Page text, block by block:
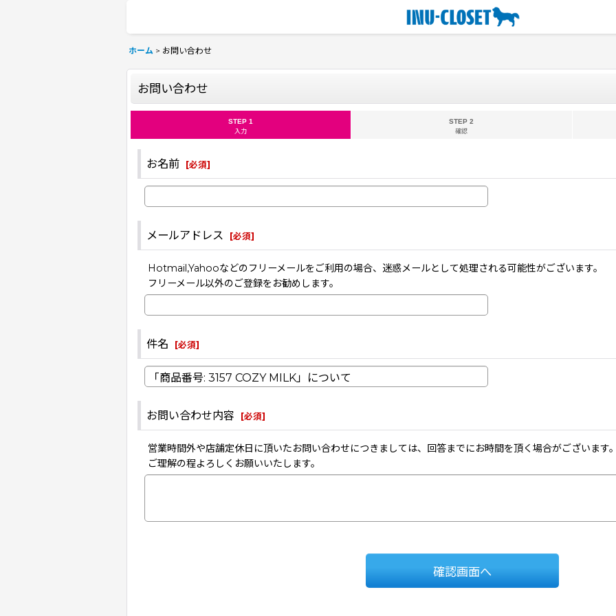
ホーム > お問い合わせ
お問い合わせ
STEP 1
入力
STEP 2
確認
お名前 [必須]
メールアドレス [必須]
Hotmail,Yahooなどのフリーメールをご利用の場合、迷惑メールとして処理される可能性がございます。
フリーメール以外のご登録をお勧めします。
件名 [必須]
お問い合わせ内容 [必須]
営業時間外や店舗定休日に頂いたお問い合わせにつきましては、回答までにお時間を頂く場合がございます
ご理解の程よろしくお願いいたします。
確認画面へ